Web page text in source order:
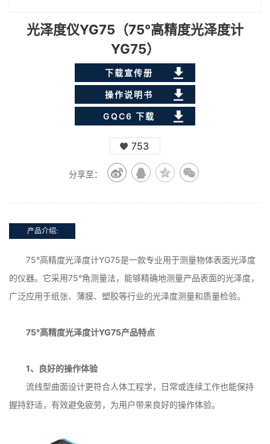
光泽度仪YG75（75°高精度光泽度计
YG75）
下载宣传册
操作说明书
GQC6 下载
753
分享至：
产品介绍:
75°高精度光泽度计YG75是一款专业用于测量物体表面光泽度
的仪器。它采用75°角测量法，能够精确地测量产品表面的光泽度，
广泛应用于纸张、薄膜、塑胶等行业的光泽度测量和质量检验。
75°高精度光泽度计YG75产品特点
1、良好的操作体验
流线型曲面设计更符合人体工程学，日常或连续工作也能保持
握持舒适，有效避免疲劳，为用户带来良好的操作体验。